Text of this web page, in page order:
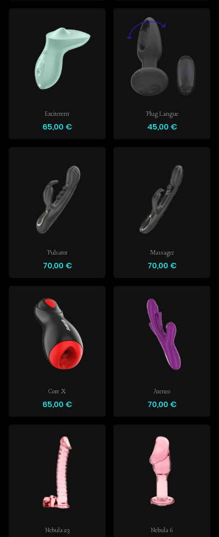
Excitererrr
65,00 €
Plug Langue
45,00 €
Pulsator
70,00 €
Massager
70,00 €
Core X
65,00 €
Ateneo
70,00 €
Nebula 23 Nebula 6